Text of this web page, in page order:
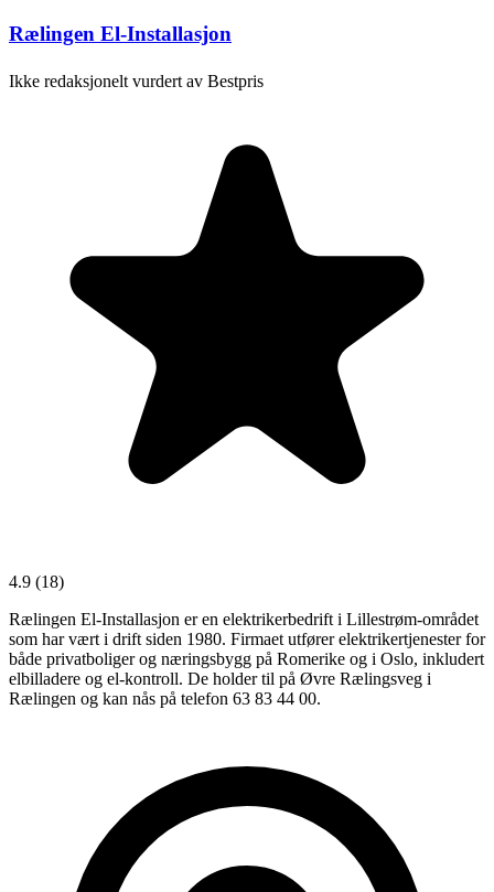
Rælingen El-Installasjon
Ikke redaksjonelt vurdert av Bestpris
4.9 (18)
Rælingen El-Installasjon er en elektrikerbedrift i Lillestrøm-området
som har vært i drift siden 1980. Firmaet utfører elektrikertjenester for
både privatboliger og næringsbygg på Romerike og i Oslo, inkludert
elbilladere og el-kontroll. De holder til på Øvre Rælingsveg i
Rælingen og kan nås på telefon 63 83 44 00.